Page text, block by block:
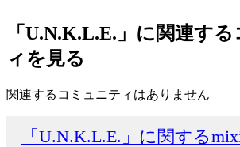
「U.N.K.L.E.」に関連す
ィを見る
関連するコミュニティはありません
「U.N.K.L.E.」に関する